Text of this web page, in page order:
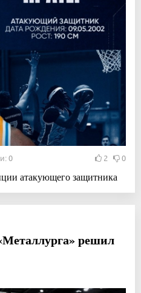
0 2 0
атакующего защитника
решил